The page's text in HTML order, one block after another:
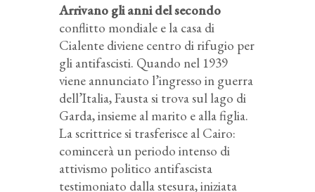
Arrivano gli anni del secondo
conflitto mondiale e la casa di
Cialente diviene centro di rifugio per
gli antifascisti. Quando nel 1939
viene annunciato l’ingresso in guerra
dell’Italia, Fausta si trova sul lago di
Garda, insieme al marito e alla figlia.
La scrittrice si trasferisce al Cairo:
comincerà un periodo intenso di
attivismo politico antifascista
testimoniato dalla stesura, iniziata